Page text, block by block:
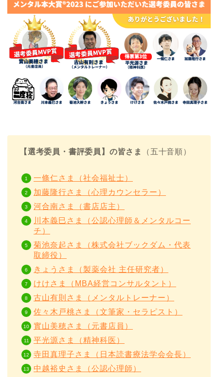
【選考委員・書評委員】の皆さま （五十音順）
一條仁さま（社会福祉士）
加藤隆行さま（心理カウンセラー）
河合南さま（書店店主）
川本義巳さま（公認心理師＆メンタルコー
チ）
菊池奈起さま（株式会社ブックダム・代表
取締役）
きょうさま（製薬会社 主任研究者）
けけさま（MBA経営コンサルタント）
古山有則さま（メンタルトレーナー）
佐々木戸桃さま（文筆家・セラピスト）
實山美穂さま（元書店員）
平光源さま（精神科医）
寺田真理子さま（日本読書療法学会会長）
中越裕史さま（公認心理師）